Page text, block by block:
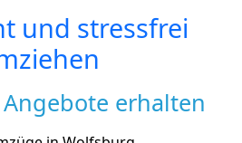
und stressfrei
erhalten